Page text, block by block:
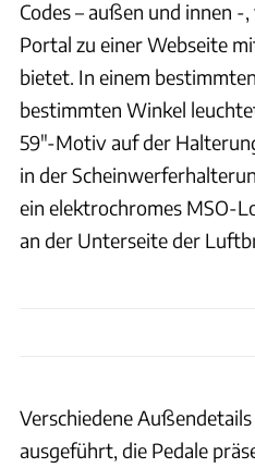
Codes – außen und innen
Portal zu einer Webseite
bietet. In einem
bestimmten Winkel
59"-Motiv auf der
in der
ein elektrochromes MSO-
an der Unterseite der
Verschiedene
ausgeführt, die Pedale